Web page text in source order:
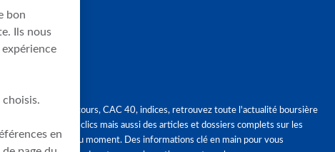
Graphique, cours, CAC 40, indices, retrouvez toute l'actualité boursière
en quelques clics mais aussi des articles et dossiers complets sur les
tendances du moment. Des informations clé en main pour vous
bon
Ils nous
choisis.
en